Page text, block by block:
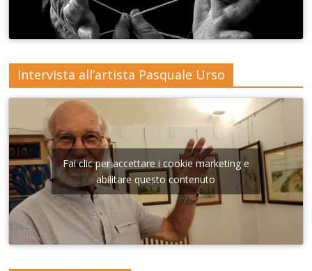
Intervista all’artista Pasquale Urso
Fai clic per accettare i cookie marketing e
abilitare questo contenuto